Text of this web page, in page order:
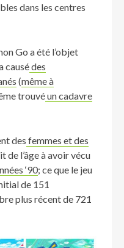
dans les centres
Go a été l’objet
causédes
(même à
trouvéun cadavre
des femmes et des
de l’âge à avoir vécu
‘90; ce que le jeu
de 151
plus récent de 721